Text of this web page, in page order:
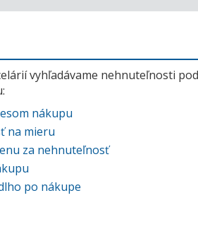
vyhľadávame nehnuteľnosti
nákupu
na mieru
za nehnuteľnosť
po nákupe